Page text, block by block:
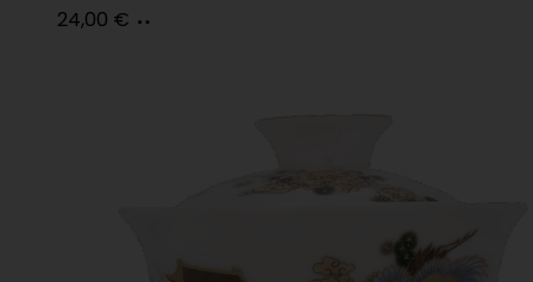
24,00 €